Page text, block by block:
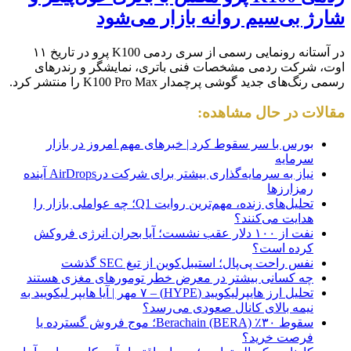
شارژ بی‌سیم روانه بازار می‌شود
در آستانه رونمایی رسمی از سری ردمی K100 پرو در تاریخ ۱۱
اوت، شرکت ردمی مشخصات فنی باتری، نمایشگر و رندرهای
رسمی رنگ‌های جدید گوشی پرچمدار K100 Pro Max را منتشر کرد.
مقالات در حال مشاهده:
بورس با سر سقوط کرد | خبرهای مهم امروز در بازار
سرمایه
نیاز به سرمایه‌گذاری بیشتر برای شرکت درAirDrops آینده
رمزارزها
تحلیل‌های زنده، مهم‌ترین روایت Q1؛ چه عواملی بازار را
هدایت می‌کنند؟
نفت از ۱۰۰ دلار عقب نشست؛ آیا بحران انرژی فروکش
کرده است؟
نفس راحت پی‌پال؛ استیبل‌کوین از تیغ SEC گذشت
چه کسانی بیشتر در معرض خطر تومورهای مغزی هستند
تحلیل ارز هایپرلیکویید (HYPE) – ۷ مهر | آیا هایپر لیکویید به
نیمه بالای کانال صعودی می‌رسد؟
سقوط ۳۰٪ Berachain (BERA)؛ موج فروش گسترده یا
فرصت خرید؟